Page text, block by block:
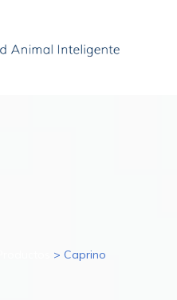
> Caprino